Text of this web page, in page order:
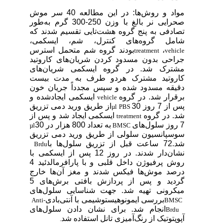
مواد و روش‌ها: در این مطالعه 40 سر موش
صحرایی نر بالغ با وزن 250-300 گرم به‌طور
تصادفی به پنج گروه هشت‌تایی تقسیم شدند که
شامل گروه‌های کنترل، شم، ایسکمی،
vehicle،treatmentبودند گروه شم متحمل استرس
جراحی بدون مسدود کردن شریان‌های کاروتید
مشترک شد. در گروه ایسکمی شریان‌های
کاروتید مشترک هردو طرف به مدت بیست
دقیقه مسدود شده و سپس مجدداً جریان خون
برقرار شد. در گروهvehicleایسکمی ایجادشده و
پس از 7 روز 30
µl PBS از طریق ورید دمی تزریق
شد. در گروهtreatmentایسکمی ایجاد شد و پس از
BMSCبه تعداد 800 هزار در 30 µl
سوسپانسیون سلولی از طریق ورید دمی تزریق
شد.72 ساعت قبل از تزریق سلول‌ها با
Brdu
نشان‌دار شدند. در روز 12 پس از ایسکمی با
روش پرفیوژن داخل قلبی و با پارافرمالدئید 4
درصد موش‌ها فیکس شدند و مغز آن‌ها خارج
گردید و پس از پردازش بافتی برش‌های 5
میکرونی تهیه شد. جهت شناسایی سلول‌های
BMSCبررسی ایمونوهیستوشیمی با آنتی‌بادیAnti-
Brduانجام شد. برای نشان دادن سلول‌های
آپوپتوتیک از رنگ‌آمیزی تانل استفاده شد.